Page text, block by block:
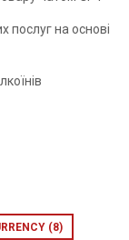
послуг на основі
(8)